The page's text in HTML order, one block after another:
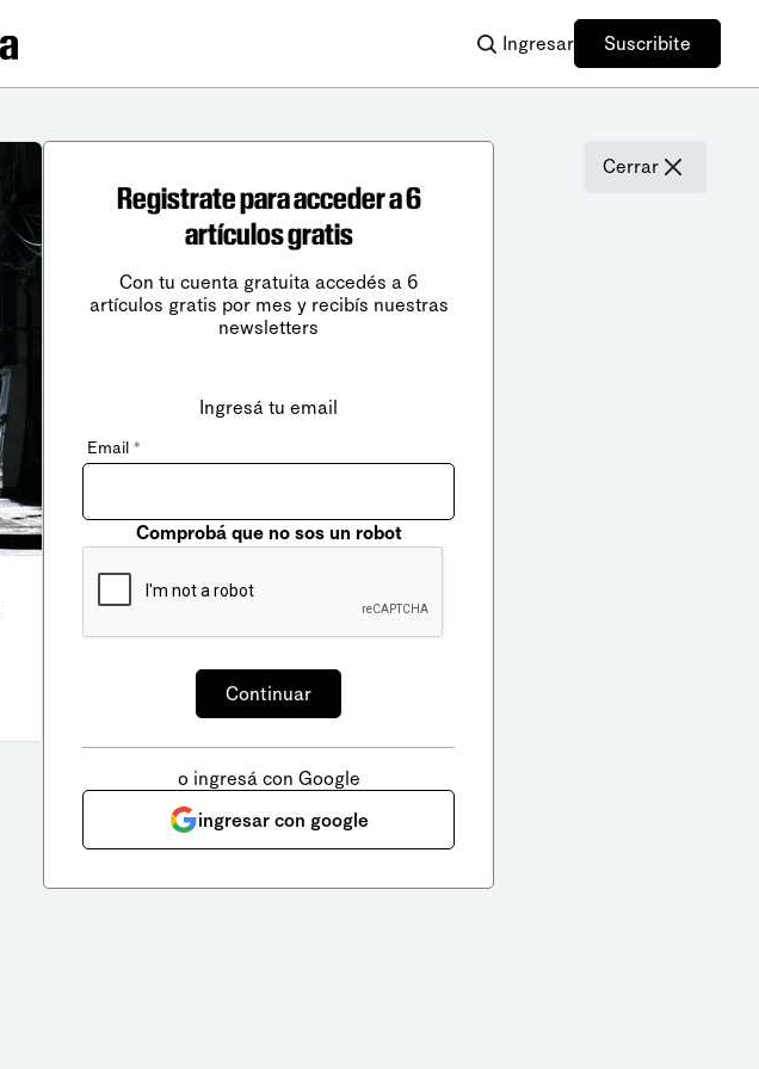
Ingresar Suscribite
Cerrar
Registrate para acceder a 6
artículos gratis
Con tu cuenta gratuita accedés a 6
artículos gratis por mes y recibís nuestras
newsletters
Ingresá tu email
Email *
Comprobá que no sos un robot
o ingresá con Google
ingresar con google